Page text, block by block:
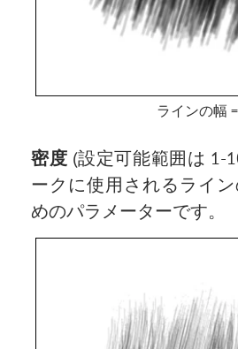
ラインの幅
密度 (設定可能範囲は 1-
ークに使用されるライ
めのパラメーターです。